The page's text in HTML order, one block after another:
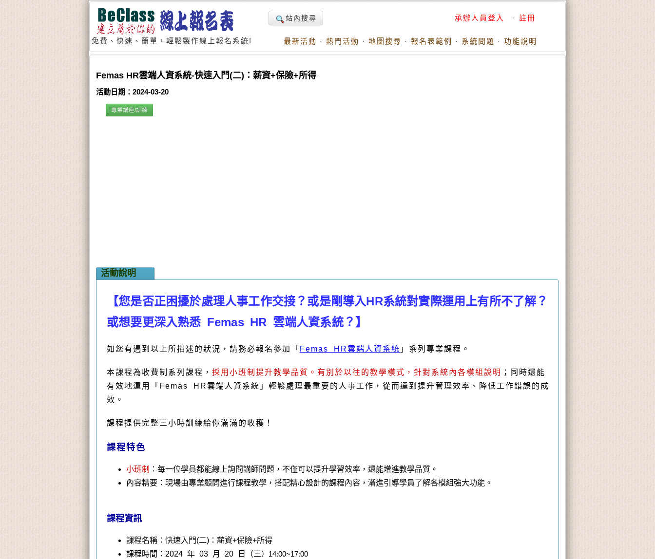
免費、快速、簡單，輕鬆製作線上報名系統!
站內搜尋 承辦人員登入 · 註冊
最新活動 · 熱門活動 · 地圖搜尋 · 報名表範例 · 系統問題 · 功能說明
Femas HR雲端人資系統-快速入門(二)：薪資+保險+所得
活動日期：2024-03-20
專業講座/訓練
活動說明
【您是否正困擾於處理人事工作交接？或是剛導入HR系統對實際運用上有所不了解？
或想要更深入熟悉 Femas HR 雲端人資系統？】
如您有遇到以上所描述的狀況，請務必報名參加「 Femas HR雲端人資系統 」系列專業課程。
本課程為收費制系列課程， 採用小班制提升教學品質。有別於以往的教學模式，針對系統內各模組說明
；同時還能
有效地運用「Femas HR雲端人資系統」輕鬆處理最重要的人事工作，從而達到提升管理效率、降低工作錯誤的成
效。
課程提供完整三小時訓練給你滿滿的收穫！
課程特色
小班制 ： 每一位學員都能線上詢問講師問題 ，不僅可以提升學習效率，還能增進教學品質。
內容精要：現場由專業顧問進行課程教學，搭配精心設計的課程內容，漸進引導學員了解各模組強大功能。
課程資訊
課程名稱：快速入門(二)：薪資+保險+所得
課程時間：2024 年 03 月 20 日（三）14:00~17:00